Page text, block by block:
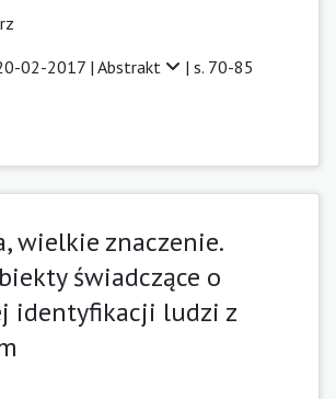
02-2017 | Abstrakt | s. 70-85
wielkie znaczenie.
świadczące o
identyfikacji ludzi z